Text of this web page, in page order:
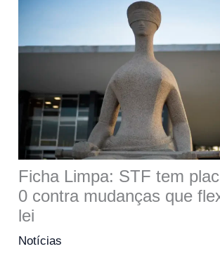
Ficha Limpa: STF tem
0 contra mudanças que
lei
Notícias